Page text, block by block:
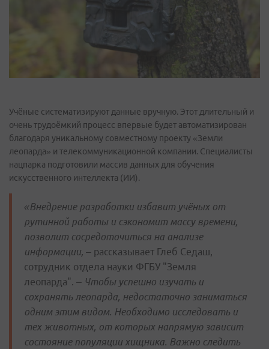
Учёные систематизируют данные вручную. Этот длительный и
очень трудоёмкий процесс впервые будет автоматизирован
благодаря уникальному совместному проекту «Земли
леопарда» и телекоммуникационной компании. Специалисты
нацпарка подготовили массив данных для обучения
искусственного интеллекта (ИИ).
«Внедрение разработки избавит учёных от
рутинной работы и сэкономит массу времени,
позволит сосредоточиться на анализе
информации, – рассказывает Глеб Седаш,
сотрудник отдела науки ФГБУ "Земля
леопарда". – Чтобы успешно изучать и
сохранять леопарда, недостаточно заниматься
одним этим видом. Необходимо исследовать и
тех животных, от которых напрямую зависит
состояние популяции хищника. Важно следить